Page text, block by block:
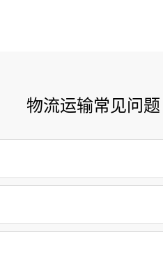
物流运输常见问题